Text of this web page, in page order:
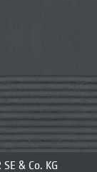
& Co. KG